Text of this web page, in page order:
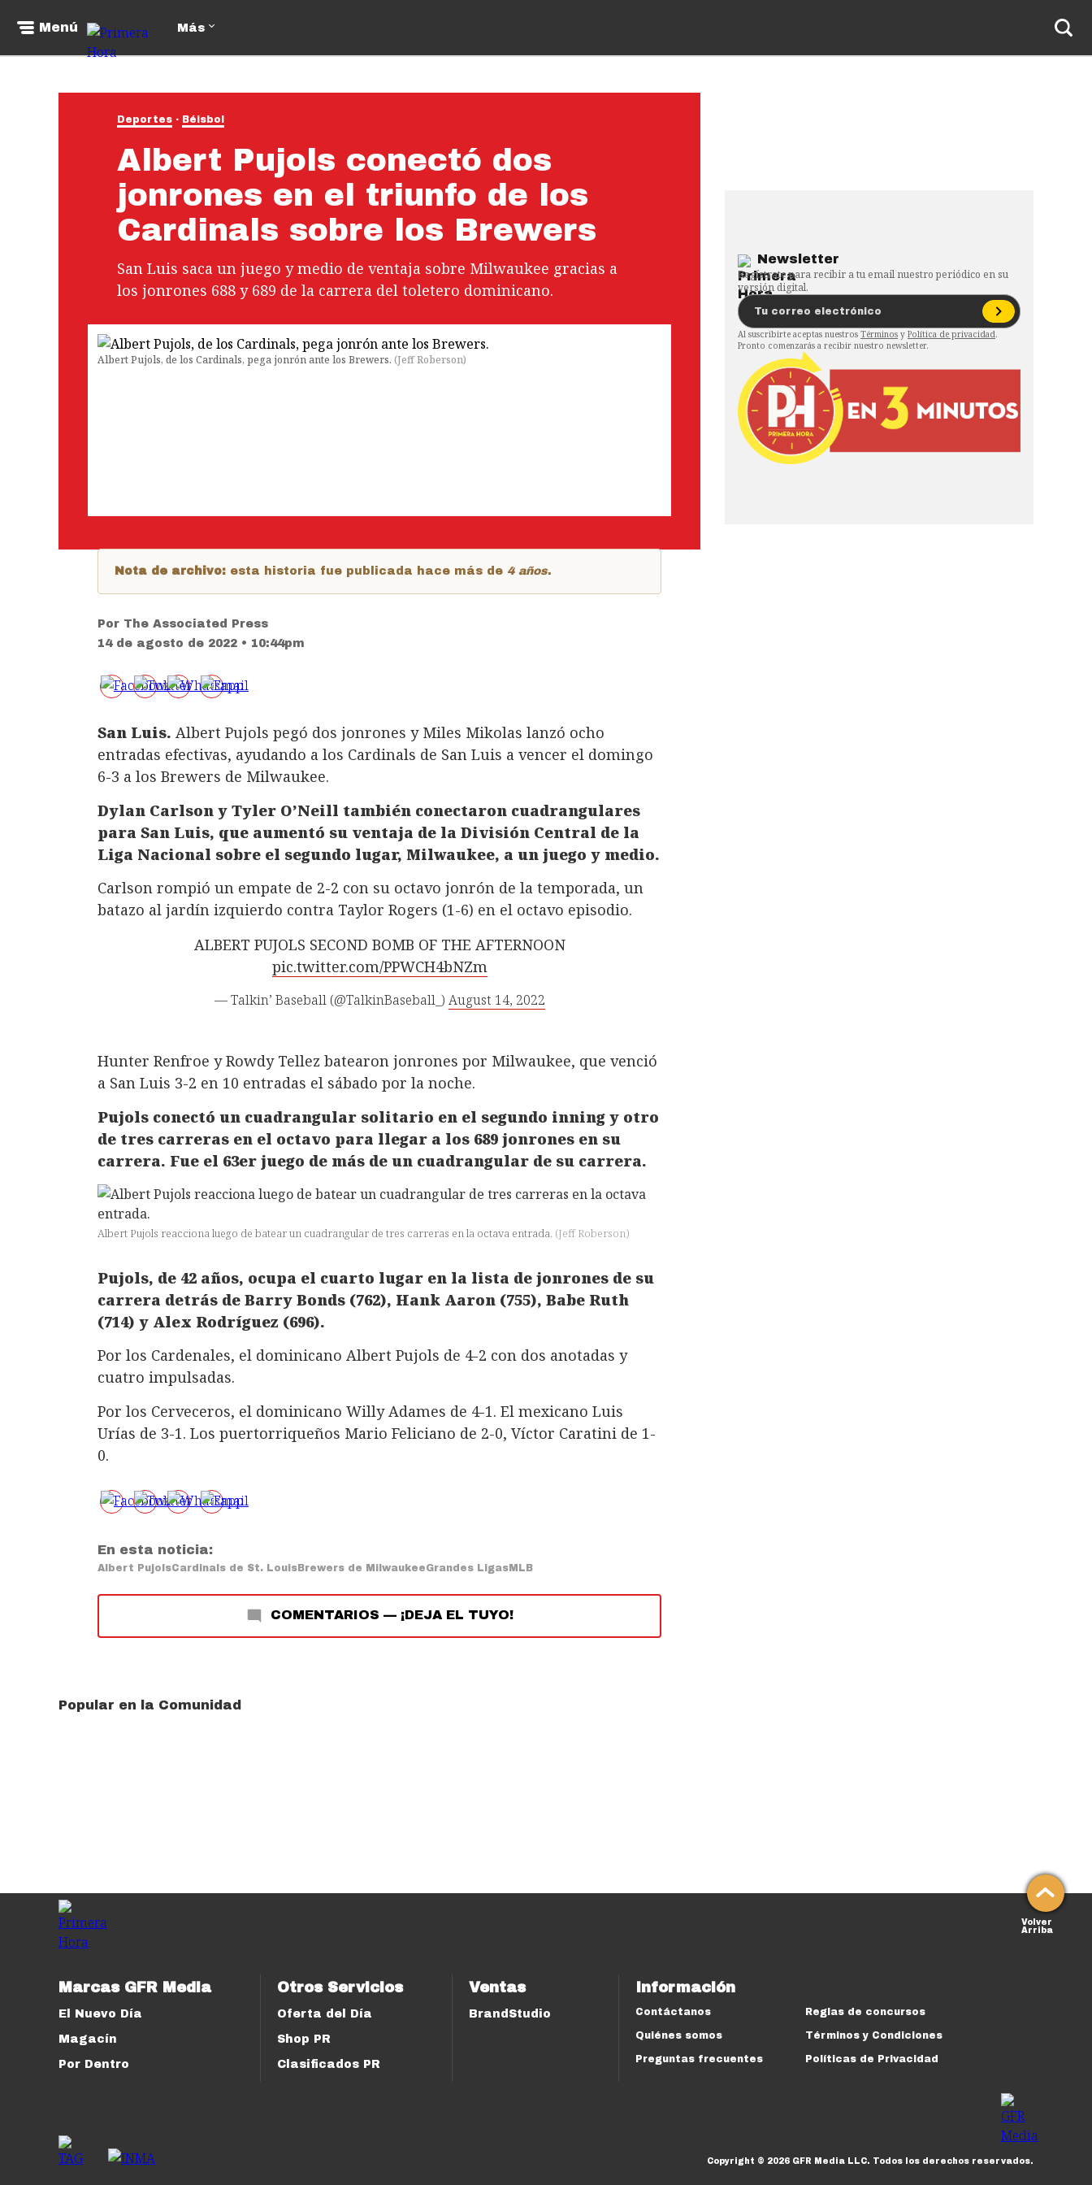
Menú Más
Deportes Béisbol
Albert Pujols conectó dos
jonrones en el triunfo de los
Cardinals sobre los Brewers
San Luis saca un juego y medio de ventaja sobre Milwaukee gracias a
los jonrones 688 y 689 de la carrera del toletero dominicano.
Albert Pujols, de los Cardinals, pega jonrón ante los Brewers. (Jeff Roberson)
Nota de archivo: esta historia fue publicada hace más de 4 años.
Por The Associated Press
14 de agosto de 2022 • 10:44pm
San Luis. Albert Pujols pegó dos jonrones y Miles Mikolas lanzó ocho
entradas efectivas, ayudando a los Cardinals de San Luis a vencer el domingo
6-3 a los Brewers de Milwaukee.
Dylan Carlson y Tyler O’Neill también conectaron cuadrangulares
para San Luis, que aumentó su ventaja de la División Central de la
Liga Nacional sobre el segundo lugar, Milwaukee, a un juego y medio.
Carlson rompió un empate de 2-2 con su octavo jonrón de la temporada, un
batazo al jardín izquierdo contra Taylor Rogers (1-6) en el octavo episodio.
ALBERT PUJOLS SECOND BOMB OF THE AFTERNOON
pic.twitter.com/PPWCH4bNZm
— Talkin’ Baseball (@TalkinBaseball_) August 14, 2022
Hunter Renfroe y Rowdy Tellez batearon jonrones por Milwaukee, que venció
a San Luis 3-2 en 10 entradas el sábado por la noche.
Pujols conectó un cuadrangular solitario en el segundo inning y otro
de tres carreras en el octavo para llegar a los 689 jonrones en su
carrera. Fue el 63er juego de más de un cuadrangular de su carrera.
Albert Pujols reacciona luego de batear un cuadrangular de tres carreras en la octava entrada. (Jeff Roberson)
Pujols, de 42 años, ocupa el cuarto lugar en la lista de jonrones de su
carrera detrás de Barry Bonds (762), Hank Aaron (755), Babe Ruth
(714) y Alex Rodríguez (696).
Por los Cardenales, el dominicano Albert Pujols de 4-2 con dos anotadas y
cuatro impulsadas.
Por los Cerveceros, el dominicano Willy Adames de 4-1. El mexicano Luis
Urías de 3-1. Los puertorriqueños Mario Feliciano de 2-0, Víctor Caratini de 1-
0.
En esta noticia:
Albert PujolsCardinals de St. Louis Brewers de MilwaukeeGrandes Ligas MLB
COMENTARIOS — ¡DEJA EL TUYO!
Popular en la Comunidad
Newsletter
Regístrate para recibir a tu email nuestro periódico en su
versión digital.
Al suscribirte aceptas nuestros Términos y Política de privacidad.
Pronto comenzarás a recibir nuestro newsletter.
Volver
Arriba
Marcas GFR Media
El Nuevo Día
Magacín
Por Dentro
Otros Servicios
Oferta del Día
Shop PR
Clasificados PR
Ventas
BrandStudio
Información
Contáctanos
Quiénes somos
Preguntas frecuentes
Reglas de concursos
Términos y Condiciones
Políticas de Privacidad
Copyright © 2026 GFR Media LLC. Todos los derechos reservados.